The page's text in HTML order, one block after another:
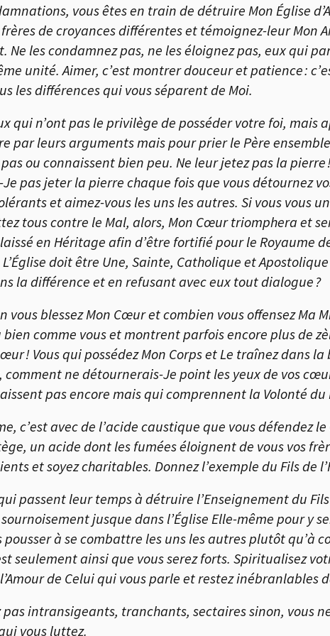
vous êtes en train de détruire Mon Église
frères de croyances différentes et témoignez-leur Mon
Ne les condamnez pas, ne les éloignez pas, eux qui
unité. Aimer, c’est montrer douceur et patience :
les différences qui vous séparent de Moi.
qui n’ont pas le privilège de posséder votre foi, mais
par leurs arguments mais pour prier le Père
ou connaissent bien peu. Ne leur jetez pas la
pas jeter la pierre chaque fois que vous détournez
et aimez-vous les uns les autres. Si vous vous
tous contre le Mal, alors, Mon Cœur triomphera et
en Héritage afin d’être fortifié pour le Royaume
doit être Une, Sainte, Catholique et
la différence et en refusant avec eux tout dialogue ?
vous blessez Mon Cœur et combien vous offensez Ma
comme vous et montrent parfois encore plus de
! Vous qui possédez Mon Corps et Le traînez dans
ne détournerais-Je point les yeux de vos
pas encore mais qui comprennent la Volonté
c’est avec de l’acide caustique que vous défendez
un acide dont les fumées éloignent de vous vos
et soyez charitables. Donnez l’exemple du Fils de
passent leur temps à détruire l’Enseignement du
jusque dans l’Église Elle-même pour y
à se combattre les uns les autres plutôt qu’à
seulement ainsi que vous serez forts. Spiritualisez
de Celui qui vous parle et restez inébranlables
intransigeants, tranchants, sectaires sinon, vous
vous luttez.